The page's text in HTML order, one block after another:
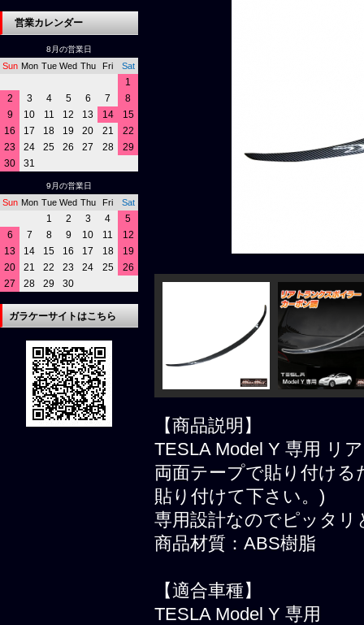
【商品説明】
TESLA Model Y 専用 リ
両面テープで貼り付け
貼り付けて下さい。)
専用設計なのでピッタ
商品材質：ABS樹脂
【適合車種】
TESLA Model Y 専用
営業カレンダー
8月の営業日
Sun Mon Tue Wed Thu Fri Sat
1
2
3 4 5 6 7
8
9
10 11 12 13 14
15
16
17 18 19 20 21
22
23
24 25 26 27 28
29
30
31
9月の営業日
Sun Mon Tue Wed Thu Fri Sat
1 2 3 4
5
6
7 8 9 10 11
12
13
14 15 16 17 18
19
20
21 22 23 24 25
26
27
28 29 30
ガラケーサイトはこちら